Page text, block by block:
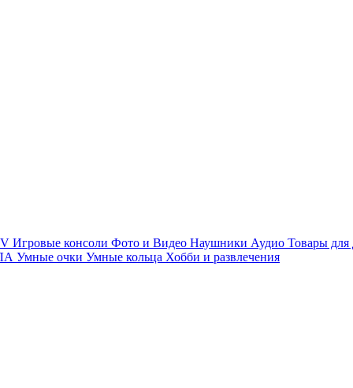
Игровые консоли Фото и Видео Наушники Аудио Товары для
Умные очки Умные кольца Хобби и развлечения